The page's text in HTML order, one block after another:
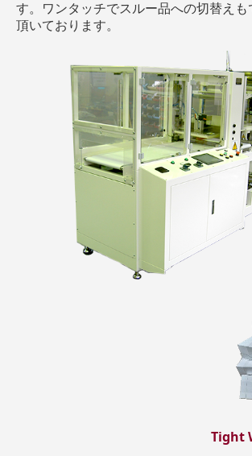
す。ワンタッチでスルー品への切替えも
頂いております。
Tight